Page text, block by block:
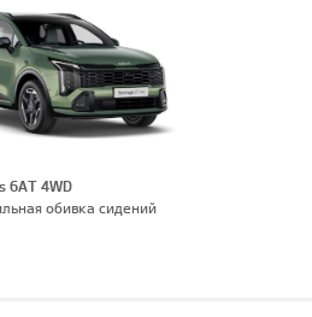
6AT 4WD
обивка сидений